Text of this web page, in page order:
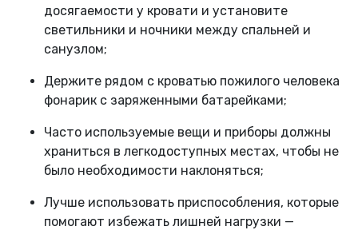
досягаемости у кровати и установите
светильники и ночники между спальней и
санузлом;
Держите рядом с кроватью пожилого человека
фонарик с заряженными батарейками;
Часто используемые вещи и приборы должны
храниться в легкодоступных местах, чтобы не
было необходимости наклоняться;
Лучше использовать приспособления, которые
помогают избежать лишней нагрузки —